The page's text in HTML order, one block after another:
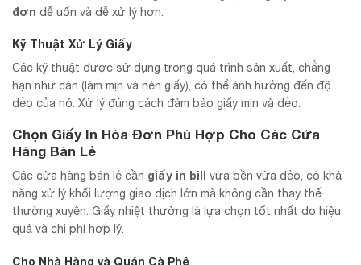
đơn dễ uốn và dễ xử lý hơn.
Kỹ Thuật Xử Lý Giấy
Các kỹ thuật được sử dụng trong quá trình sản xuất, chẳng
hạn như cán (làm mịn và nén giấy), có thể ảnh hưởng đến độ
dẻo của nó. Xử lý đúng cách đảm bảo giấy mịn và dẻo.
Chọn Giấy In Hóa Đơn Phù Hợp Cho Các Cửa
Hàng Bán Lẻ
Các cửa hàng bán lẻ cần giấy in bill
vừa bền vừa dẻo, có khả
năng xử lý khối lượng giao dịch lớn mà không cần thay thế
thường xuyên. Giấy nhiệt thường là lựa chọn tốt nhất do hiệu
quả và chi phí hợp lý.
Cho Nhà Hàng và Quán Cà Phê